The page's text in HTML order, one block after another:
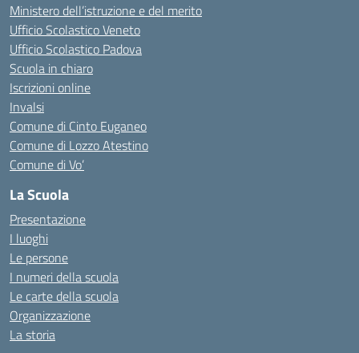
Ministero dell’istruzione e del merito
Ufficio Scolastico Veneto
Ufficio Scolastico Padova
Scuola in chiaro
Iscrizioni online
Invalsi
Comune di Cinto Euganeo
Comune di Lozzo Atestino
Comune di Vo’
La Scuola
Presentazione
I luoghi
Le persone
I numeri della scuola
Le carte della scuola
Organizzazione
La storia